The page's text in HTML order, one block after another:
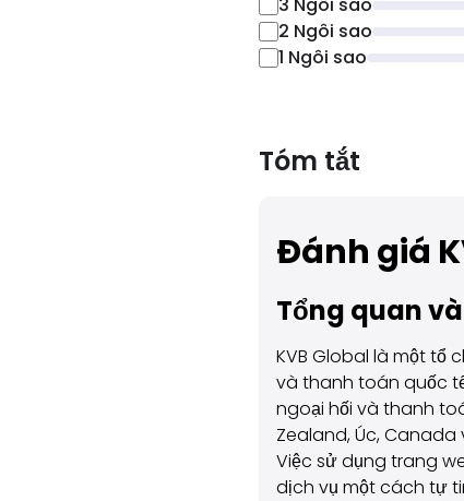
2 Ngôi sao
1 Ngôi sao
Tóm tắt
Đánh giá
Tổng quan
KVB Global là một tổ
và thanh toán quốc
ngoại hối và thanh
Zealand, Úc, Canada
Việc sử dụng trang
dịch vụ một cách tự